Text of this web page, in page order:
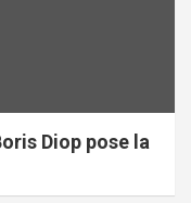
Diop pose la